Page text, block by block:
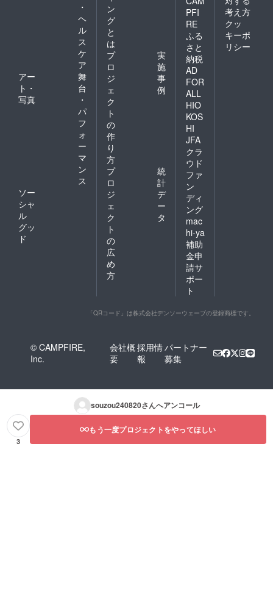
・
ヘ
ル
ス
ケ
ア
アー
ト・
写真
舞
台
・
パ
フ
ォ
ー
マ
ン
ス
ソー
シャ
ル
グッ
ド
ン
グ
と
は
プ
ロ
ジ
ェ
ク
ト
の
作
り
方
実
施
事
例
プ
ロ
ジ
ェ
ク
ト
の
広
め
方
統
計
デ
ー
タ
PFI
RE
ふる
さと
納税
AD
FOR
ALL
HIO
KOS
HI
JFA
クラ
ウド
ファ
ン
ディ
ング
mac
hi-ya
補助
金申
請サ
ポー
ト
考え方
クッ
キーポ
リシー
「QRコード」は株式会社デンソーウェーブの登録商標です。
© CAMPFIRE,
Inc.
会社概
要
採用情
報
パートナー
募集
souzou240820さんへアンコール
3
もう一度プロジェクトをやってほしい